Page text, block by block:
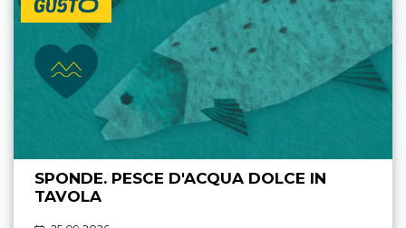
SPONDE. PESCE D'ACQUA DOLCE IN
TAVOLA